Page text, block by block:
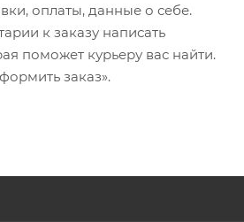
оплаты, данные о себе.
к заказу написать
поможет курьеру вас найти.
заказ».